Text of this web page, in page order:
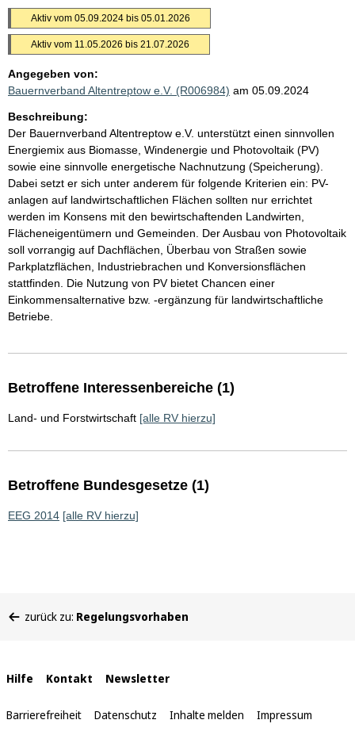
Aktiv vom 05.09.2024 bis 05.01.2026
Aktiv vom 11.05.2026 bis 21.07.2026
Angegeben von:
Bauernverband Altentreptow e.V. (R006984) am 05.09.2024
Beschreibung:
Der Bauernverband Altentreptow e.V. unterstützt einen sinnvollen
Energiemix aus Biomasse, Windenergie und Photovoltaik (PV)
sowie eine sinnvolle energetische Nachnutzung (Speicherung).
Dabei setzt er sich unter anderem für folgende Kriterien ein: PV-
anlagen auf landwirtschaftlichen Flächen sollten nur errichtet
werden im Konsens mit den bewirtschaftenden Landwirten,
Flächeneigentümern und Gemeinden. Der Ausbau von Photovoltaik
soll vorrangig auf Dachflächen, Überbau von Straßen sowie
Parkplatzflächen, Industriebrachen und Konversionsflächen
stattfinden. Die Nutzung von PV bietet Chancen einer
Einkommensalternative bzw. -ergänzung für landwirtschaftliche
Betriebe.
Betroffene Interessenbereiche (1)
Land- und Forstwirtschaft [alle RV hierzu]
Betroffene Bundesgesetze (1)
EEG 2014 [alle RV hierzu]
befinden
zurück zu: Regelungsvorhaben
Interne
Links
Hilfe Kontakt Newsletter
Barrierefreiheit Datenschutz Inhalte melden Impressum